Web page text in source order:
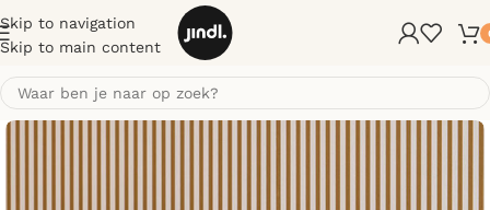
Skip to navigation
Skip to main content